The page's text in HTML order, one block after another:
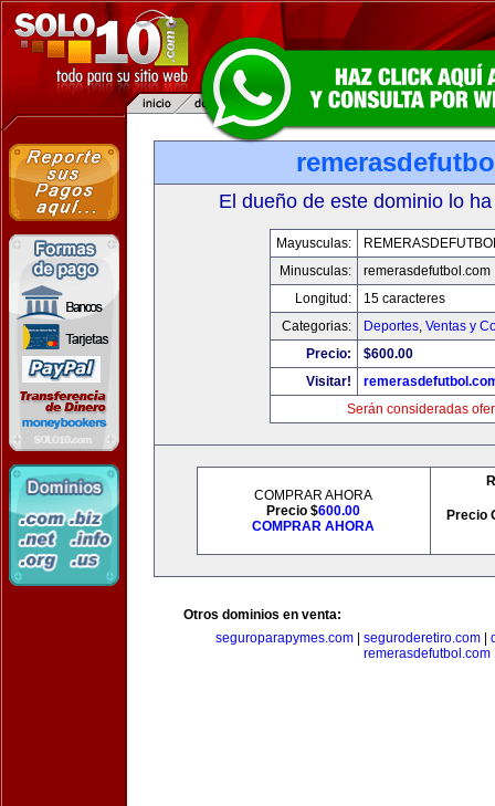
El dueño de este dominio lo
Mayusculas:
Minusculas:
remerasdefutbol.com
Longitud:
15 caracteres
Categorias:
Deportes, Ventas y
Precio:
$600.00
Visitar!
Serán consideradas
COMPRAR AHORA
Precio $600.00
COMPRAR AHORA
Precio
Otros dominios en venta:
seguroparapymes.com| seguroderetiro.com|
remerasdefutbol.com